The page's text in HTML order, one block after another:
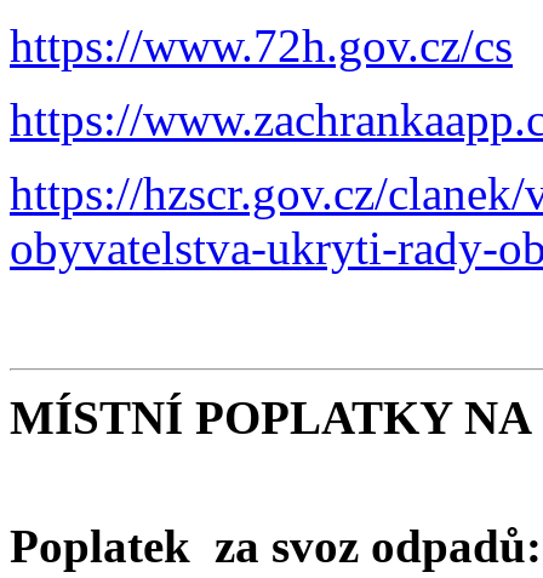
https://www.72h.gov.cz/cs
https://
https://hzscr.gov.cz/
obyvatelstva-ukryti-rady-
MÍSTNÍ POPLATKY NA
Poplatek za svoz odpadů: